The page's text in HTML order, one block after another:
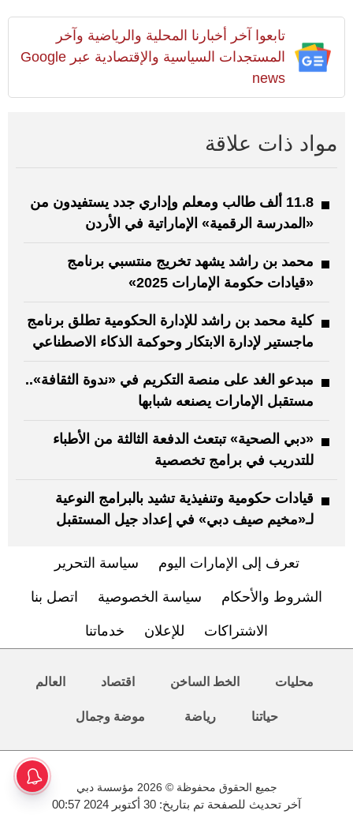
تابعوا آخر أخبارنا المحلية والرياضية وآخر
المستجدات السياسية والإقتصادية عبر Google
news
مواد ذات علاقة
11.8 ألف طالب ومعلم وإداري جدد يستفيدون من
«المدرسة الرقمية» الإماراتية في الأردن
محمد بن راشد يشهد تخريج منتسبي برنامج
«قيادات حكومة الإمارات 2025»
كلية محمد بن راشد للإدارة الحكومية تطلق برنامج
ماجستير لإدارة الابتكار وحوكمة الذكاء الاصطناعي
مبدعو الغد على منصة التكريم في «ندوة الثقافة»..
مستقبل الإمارات يصنعه شبابها
«دبي الصحية» تبتعث الدفعة الثالثة من الأطباء
للتدريب في برامج تخصصية
قيادات حكومية وتنفيذية تشيد بالبرامج النوعية
لـ«مخيم صيف دبي» في إعداد جيل المستقبل
تعرف إلى الإمارات اليوم سياسة التحرير
الشروط والأحكام سياسة الخصوصية اتصل بنا
الاشتراكات للإعلان خدماتنا
محليات الخط الساخن اقتصاد العالم
حياتنا رياضة موضة وجمال
جميع الحقوق محفوظة © 2026 مؤسسة دبي
آخر تحديث للصفحة تم بتاريخ: 30 أكتوبر 2024 00:57